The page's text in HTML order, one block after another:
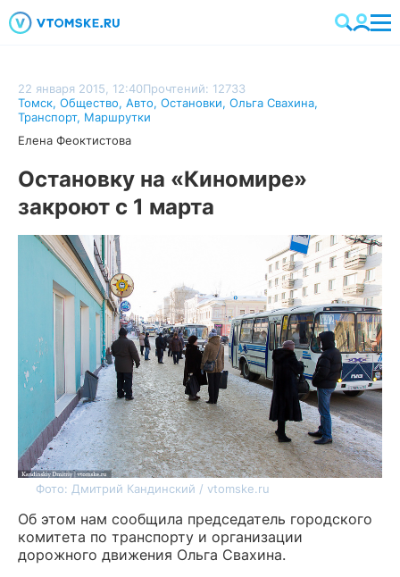
22 января 2015, 12:40Прочтений: 12733
Томск, Общество, Авто, Остановки, Ольга Свахина,
Транспорт, Маршрутки
Елена Феоктистова
Остановку на «Киномире»
закроют с 1 марта
Фото: Дмитрий Кандинский / vtomske.ru
Об этом нам сообщила председатель городского
комитета по транспорту и организации
дорожного движения Ольга Свахина.